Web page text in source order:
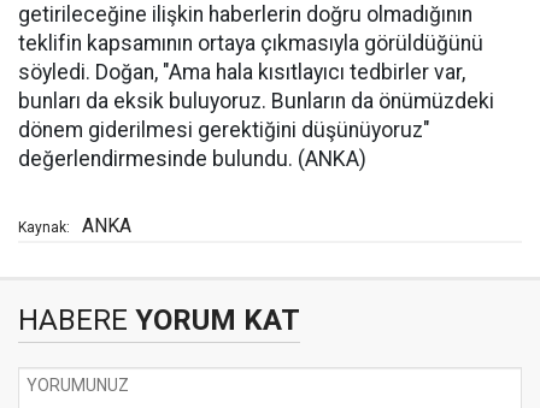
getirileceğine ilişkin haberlerin doğru olmadığının
teklifin kapsamının ortaya çıkmasıyla görüldüğünü
söyledi. Doğan, "Ama hala kısıtlayıcı tedbirler var,
bunları da eksik buluyoruz. Bunların da önümüzdeki
dönem giderilmesi gerektiğini düşünüyoruz"
değerlendirmesinde bulundu. (ANKA)
Kaynak: ANKA
HABERE YORUM KAT